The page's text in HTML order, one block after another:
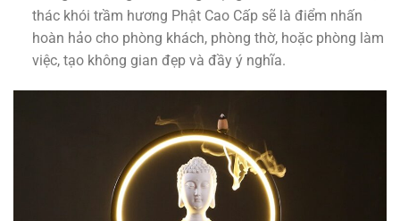
thác khói trầm hương Phật Cao Cấp sẽ là điểm nhấn
hoàn hảo cho phòng khách, phòng thờ, hoặc phòng làm
việc, tạo không gian đẹp và đầy ý nghĩa.